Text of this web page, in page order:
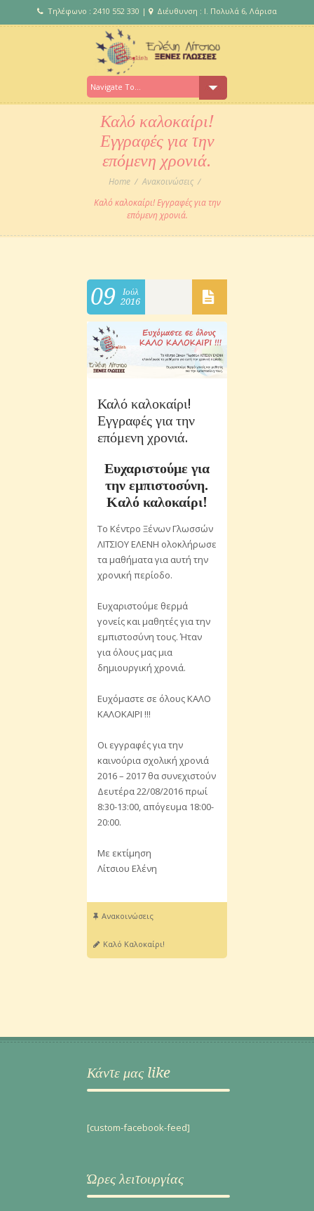
Τηλέφωνο : 2410 552 330 | Διέυθυνση : Ι. Πολυλά 6, Λάρισα
Καλό καλοκαίρι!
Εγγραφές για την
επόμενη χρονιά.
Home
Ανακοινώσεις
Καλό καλοκαίρι! Εγγραφές για την
επόμενη χρονιά.
09
Ιούλ
2016
Καλό καλοκαίρι!
Εγγραφές για την
επόμενη χρονιά.
Ευχαριστούμε για
την εμπιστοσύνη.
Καλό καλοκαίρι!
Το Κέντρο Ξένων Γλωσσών
ΛΙΤΣΙΟΥ ΕΛΕΝΗ ολοκλήρωσε
τα μαθήματα για αυτή την
χρονική περίοδο.
Ευχαριστούμε θερμά
γονείς και μαθητές για την
εμπιστοσύνη τους. Ήταν
για όλους μας μια
δημιουργική χρονιά.
Ευχόμαστε σε όλους ΚΑΛΟ
ΚΑΛΟΚΑΙΡΙ !!!
Οι εγγραφές για την
καινούρια σχολική χρονιά
2016 – 2017 θα συνεχιστούν
Δευτέρα 22/08/2016 πρωί
8:30-13:00, απόγευμα 18:00-
20:00.
Με εκτίμηση
Λίτσιου Ελένη
Ανακοινώσεις
Καλό Καλοκαίρι!
Κάντε μας like
[custom-facebook-feed]
Ώρες λειτουργίας